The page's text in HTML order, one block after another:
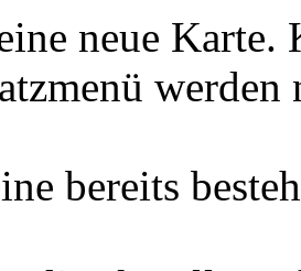
neue Karte.
bereits